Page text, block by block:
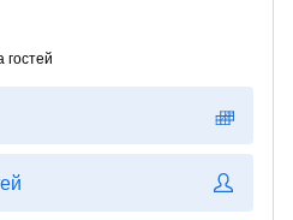
гостей